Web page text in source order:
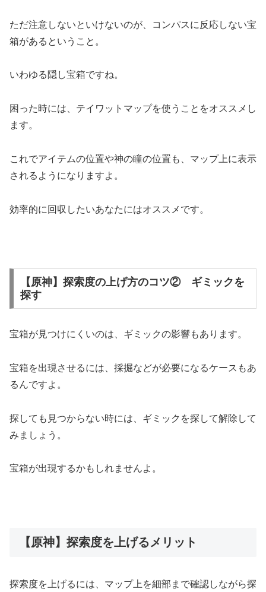
ただ注意しないといけないのが、コンパスに反応しない宝
箱があるということ。
いわゆる隠し宝箱ですね。
困った時には、テイワットマップを使うことをオススメし
ます。
これでアイテムの位置や神の瞳の位置も、マップ上に表示
されるようになりますよ。
効率的に回収したいあなたにはオススメです。
【原神】探索度の上げ方のコツ② ギミックを
探す
宝箱が見つけにくいのは、ギミックの影響もあります。
宝箱を出現させるには、採掘などが必要になるケースもあ
るんですよ。
探しても見つからない時には、ギミックを探して解除して
みましょう。
宝箱が出現するかもしれませんよ。
【原神】探索度を上げるメリット
探索度を上げるには、マップ上を細部まで確認しながら探